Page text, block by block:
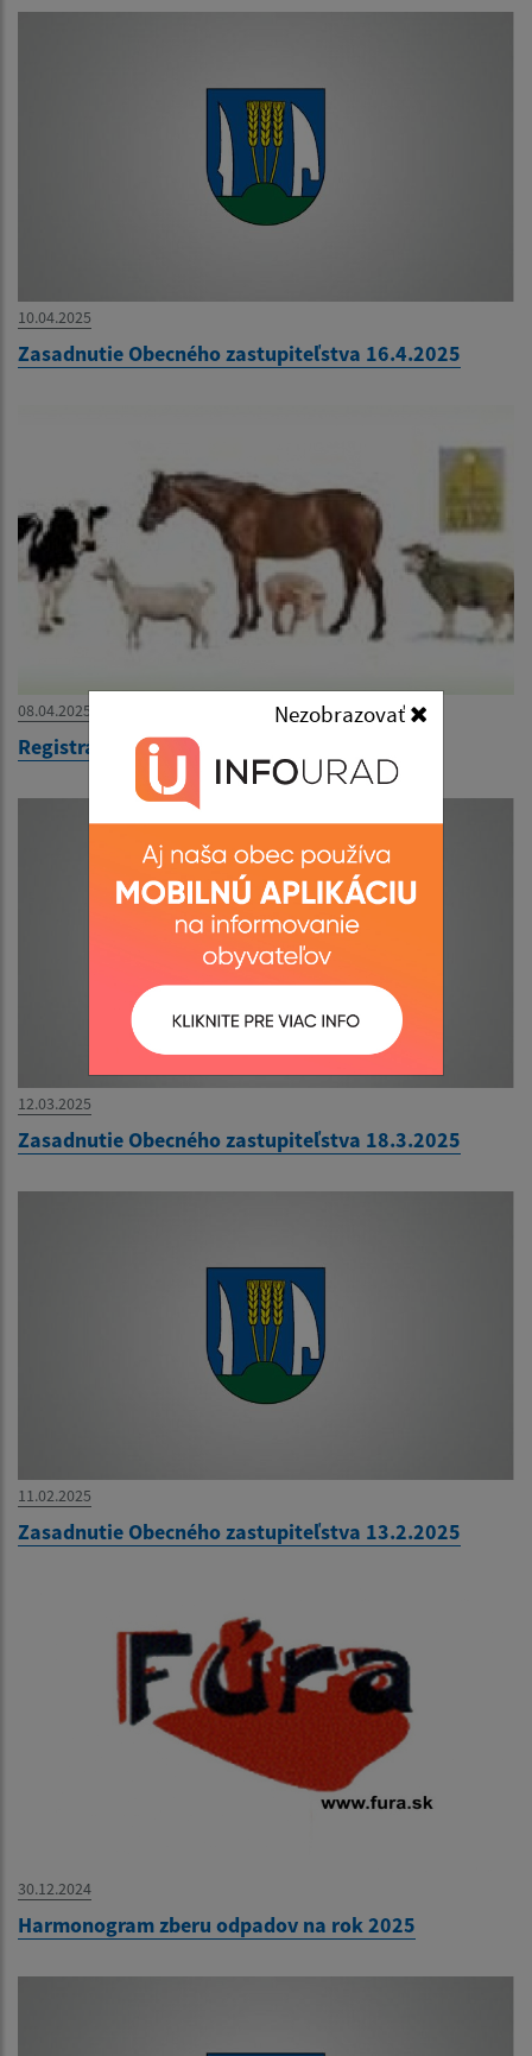
Nezobrazovať
10.04.2025
Zasadnutie Obecného zastupiteľstva 16.4.2025
08.04.2025
Registrácia chovov
12.03.2025
Zasadnutie Obecného zastupiteľstva 18.3.2025
11.02.2025
Zasadnutie Obecného zastupiteľstva 13.2.2025
30.12.2024
Harmonogram zberu odpadov na rok 2025